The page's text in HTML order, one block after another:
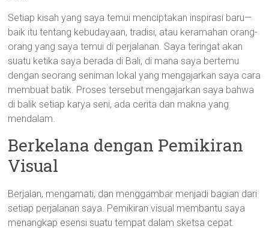
Setiap kisah yang saya temui menciptakan inspirasi baru—
baik itu tentang kebudayaan, tradisi, atau keramahan orang-
orang yang saya temui di perjalanan. Saya teringat akan
suatu ketika saya berada di Bali, di mana saya bertemu
dengan seorang seniman lokal yang mengajarkan saya cara
membuat batik. Proses tersebut mengajarkan saya bahwa
di balik setiap karya seni, ada cerita dan makna yang
mendalam.
Berkelana dengan Pemikiran
Visual
Berjalan, mengamati, dan menggambar menjadi bagian dari
setiap perjalanan saya. Pemikiran visual membantu saya
menangkap esensi suatu tempat dalam sketsa cepat.